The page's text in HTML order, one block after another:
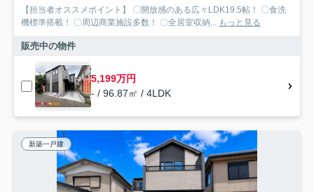
【担当者オススメポイント】 〇開放感のある広々LDK19.5帖！ 〇食洗
機標準搭載！ 〇周辺商業施設多数！ 〇全居室収納... もっと見る
販売中の物件
5,199万円
- / 96.87㎡ / 4LDK
新築一戸建